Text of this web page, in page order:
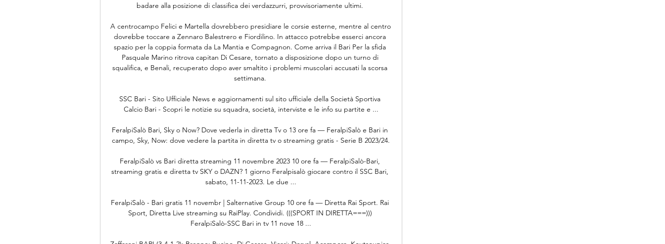
badare alla posizione di classifica dei verdazzurri, provvisoriamente ultimi.
A centrocampo Felici e Martella dovrebbero presidiare le corsie esterne, mentre al centro
dovrebbe toccare a Zennaro Balestrero e Fiordilino. In attacco potrebbe esserci ancora
spazio per la coppia formata da La Mantia e Compagnon. Come arriva il Bari Per la sfida
Pasquale Marino ritrova capitan Di Cesare, tornato a disposizione dopo un turno di
squalifica, e Benali, recuperato dopo aver smaltito i problemi muscolari accusati la scorsa
settimana.
SSC Bari - Sito Ufficiale News e aggiornamenti sul sito ufficiale della Società Sportiva
Calcio Bari - Scopri le notizie su squadra, società, interviste e le info su partite e ...
FeralpiSalò Bari, Sky o Now? Dove vederla in diretta Tv o 13 ore fa — FeralpiSalò e Bari in
campo, Sky, Now: dove vedere la partita in diretta tv o streaming gratis - Serie B 2023/24.
FeralpiSalò vs Bari diretta streaming 11 novembre 2023 10 ore fa — FeralpiSalò-Bari,
streaming gratis e diretta tv SKY o DAZN? 1 giorno Feralpisalò giocare contro il SSC Bari,
sabato, 11-11-2023. Le due ...
FeralpiSalò - Bari gratis 11 novembr | Salternative Group 10 ore fa — Diretta Rai Sport. Rai
Sport, Diretta Live streaming su RaiPlay. Condividi. (((SPORT IN DIRETTA===)))
FeralpiSalò-SSC Bari in tv 11 nove 18 ...